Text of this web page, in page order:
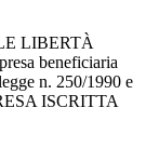
LIBERTÀ
beneficiaria
n. 250/1990 e
ISCRITTA